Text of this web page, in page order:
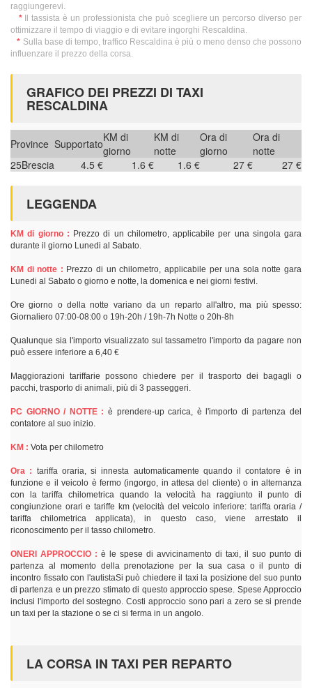
raggiungerevi.
*Il tassista è un professionista che può scegliere un percorso diverso per
ottimizzare il tempo di viaggio e di evitare ingorghi Rescaldina.
* Sulla base di tempo, traffico Rescaldina è più o meno denso che possono
influenzare il prezzo della corsa.
GRAFICO DEI PREZZI DI TAXI
RESCALDINA
Province SupportatoKM di
giorno
KM di
notte
Ora di
giorno
Ora di
notte
25Brescia 4.5 € 1.6 € 1.6 € 27 € 27 €
LEGGENDA
KM di giorno : Prezzo di un chilometro, applicabile per una singola gara
durante il giorno Lunedi al Sabato.
KM di notte : Prezzo di un chilometro, applicabile per una sola notte gara
Lunedi al Sabato o giorno e notte, la domenica e nei giorni festivi.
Ore giorno o della notte variano da un reparto all'altro, ma più spesso:
Giornaliero 07:00-08:00 o 19h-20h / 19h-7h Notte o 20h-8h
Qualunque sia l'importo visualizzato sul tassametro l'importo da pagare non
può essere inferiore a 6,40 €
Maggiorazioni tariffarie possono chiedere per il trasporto dei bagagli o
pacchi, trasporto di animali, più di 3 passeggeri.
PC GIORNO / NOTTE : è prendere-up carica, è l'importo di partenza del
contatore al suo inizio.
KM : Vota per chilometro
Ora : tariffa oraria, si innesta automaticamente quando il contatore è in
funzione e il veicolo è fermo (ingorgo, in attesa del cliente) o in alternanza
con la tariffa chilometrica quando la velocità ha raggiunto il punto di
congiunzione orari e tariffe km (velocità del veicolo inferiore: tariffa oraria /
tariffa chilometrica applicata), in questo caso, viene arrestato il
riconoscimento per il tasso chilometro.
ONERI APPROCCIO : è le spese di avvicinamento di taxi, il suo punto di
partenza al momento della prenotazione per la sua casa o il punto di
incontro fissato con l'autistaSi può chiedere il taxi la posizione del suo punto
di partenza e un prezzo stimato di questo approccio spese. Spese Approccio
inclusi l'importo del sostegno. Costi approccio sono pari a zero se si prende
un taxi per la stazione o se ci si ferma in un angolo.
LA CORSA IN TAXI PER REPARTO